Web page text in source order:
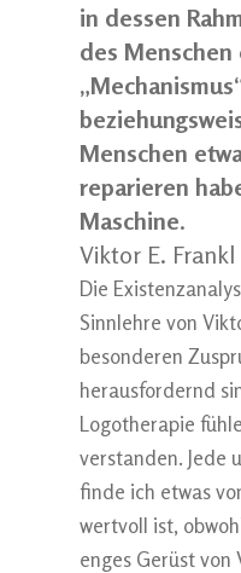
in dessen
des Menschen
Menschen
reparieren
Maschine.
Viktor E. Frankl
Die
Sinnlehre von
besonderen
herausfordernd
Logotherapie
verstanden. Jede
finde ich etwas
wertvoll ist,
enges Gerüst von